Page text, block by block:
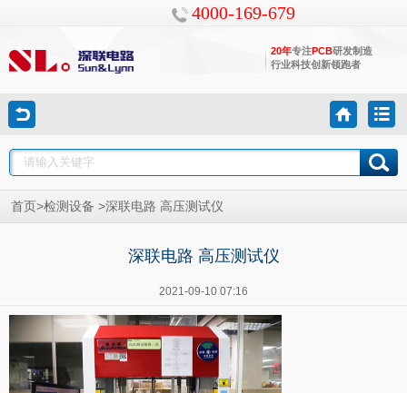
4000-169-679
20年专注PCB研发制造
行业科技创新领跑者
首页 >检测设备 >深联电路 高压测试仪
深联电路 高压测试仪
2021-09-10 07:16